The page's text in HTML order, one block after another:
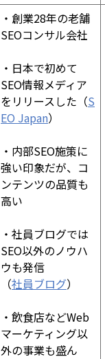
・創業28年の老舗
SEOコンサル会社
・日本で初めて
SEO情報メディア
をリリースした（S
EO Japan）
・内部SEO施策に
強い印象だが、コ
ンテンツの品質も
高い
・社員ブログでは
SEO以外のノウハ
ウも発信
（社員ブログ）
・飲食店などWeb
マーケティング以
外の事業も盛ん